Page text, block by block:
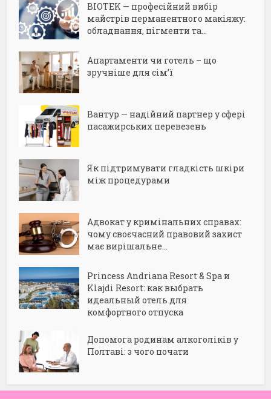
BIOTEK — професійний вибір
майстрів перманентного макіяжу:
обладнання, пігменти та...
Апартаменти чи готель – що
зручніше для сім’ї
Вантур — надійний партнер у сфері
пасажирських перевезень
Як підтримувати гладкість шкіри
між процедурами
Адвокат у кримінальних справах:
чому своєчасний правовий захист
має вирішальне...
Princess Andriana Resort & Spa и
Klajdi Resort: как выбрать
идеальный отель для
комфортного отпуска
Допомога родинам алкоголіків у
Полтаві: з чого почати